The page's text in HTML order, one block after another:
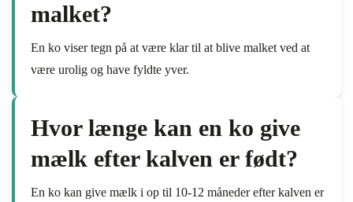
malket?
En ko viser tegn på at være klar til at blive malket ved at
være urolig og have fyldte yver.
Hvor længe kan en ko give
mælk efter kalven er født?
En ko kan give mælk i op til 10-12 måneder efter kalven er